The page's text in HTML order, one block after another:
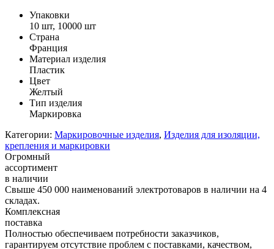
Упаковки
10 шт, 10000 шт
Страна
Франция
Материал изделия
Пластик
Цвет
Желтый
Тип изделия
Маркировка
Категории: Маркировочные изделия, Изделия для изоляции,
крепления и маркировки
Огромный
ассортимент
в наличии
Свыше 450 000 наименований электротоваров в наличии на 4
складах.
Комплексная
поставка
Полностью обеспечиваем потребности заказчиков,
гарантируем отсутствие проблем с поставками, качеством,